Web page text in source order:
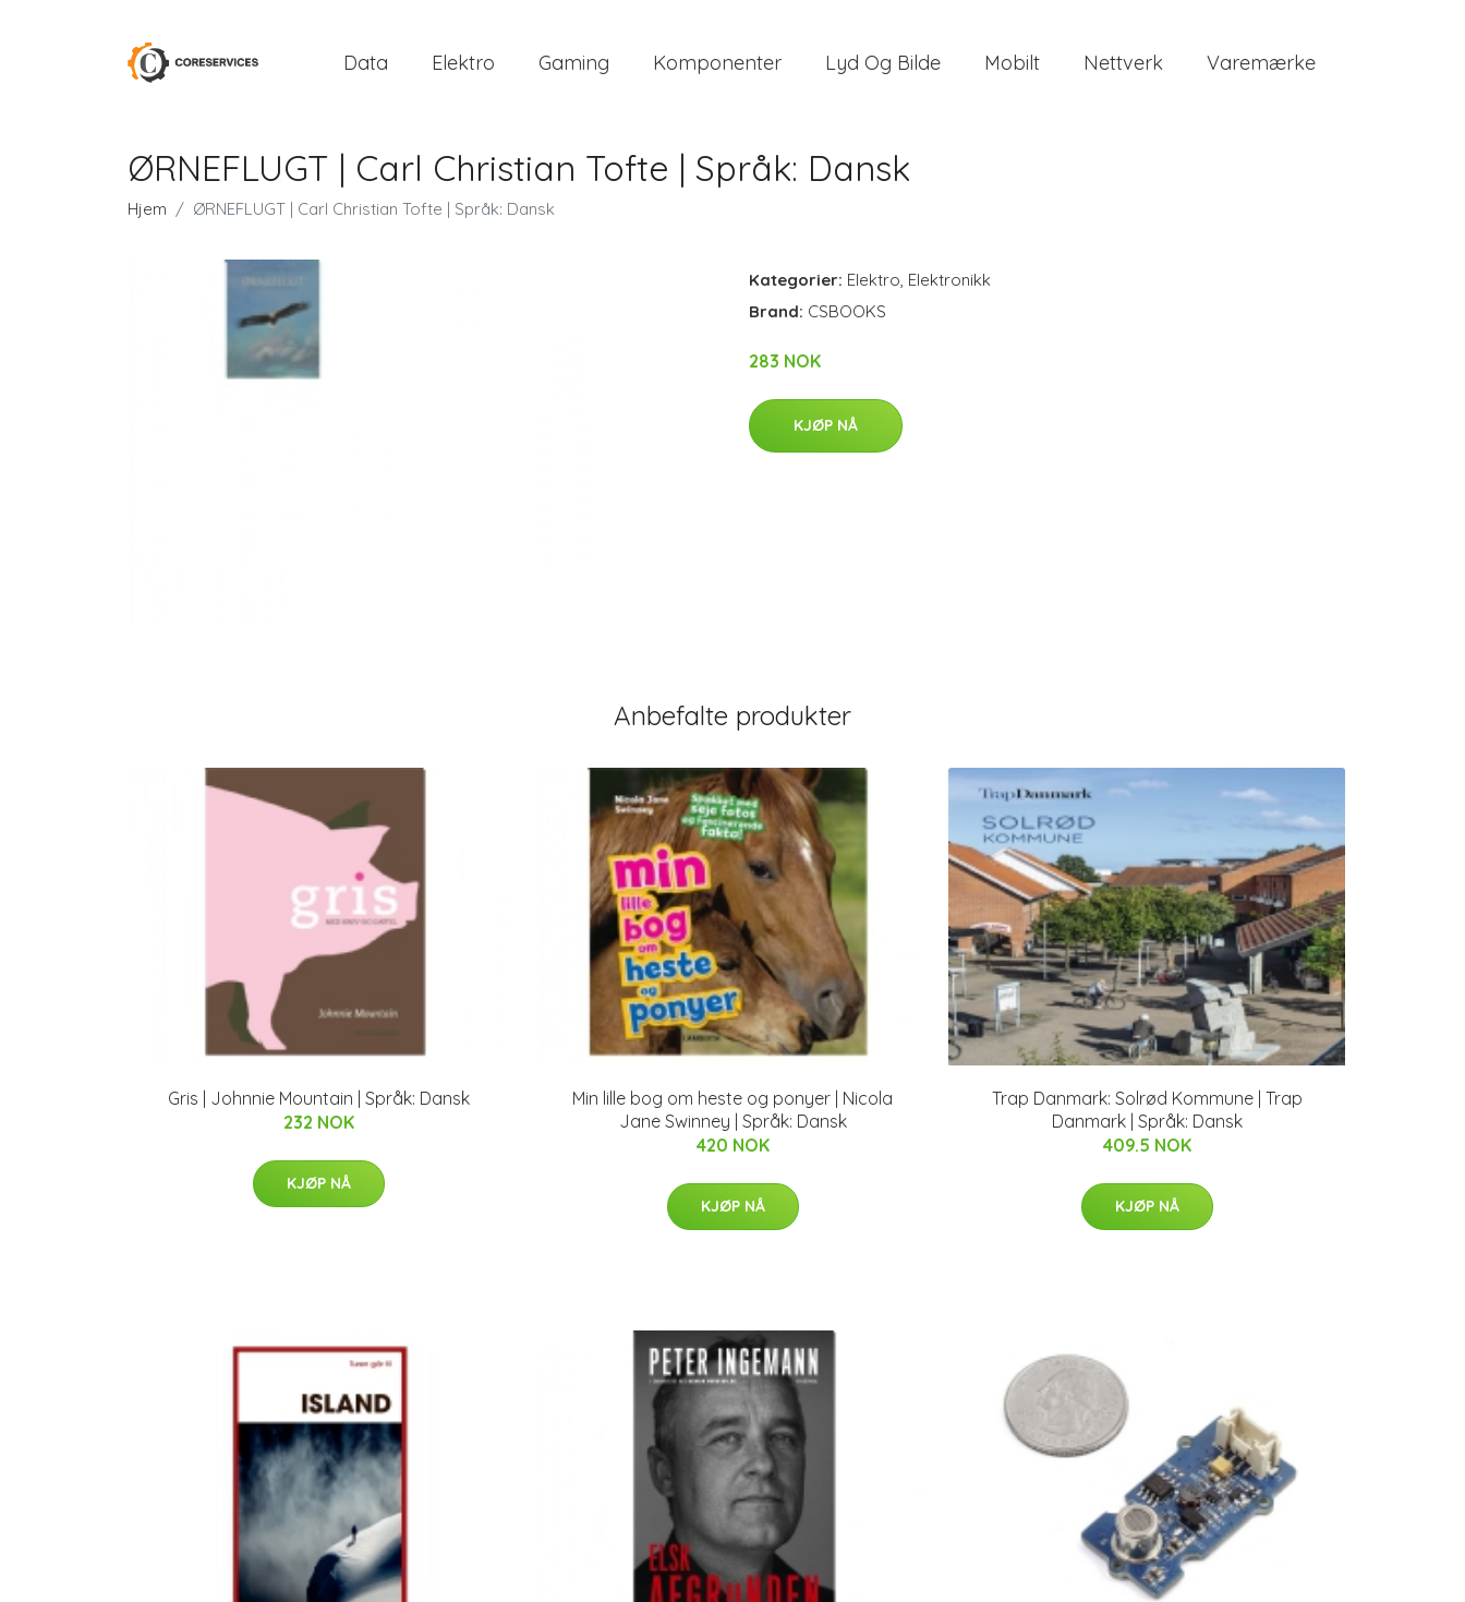
Data Elektro Gaming Komponenter Lyd Og Bilde Mobilt Nettverk Varemærke
ØRNEFLUGT | Carl Christian Tofte | Språk: Dansk
Hjem ØRNEFLUGT | Carl Christian Tofte | Språk: Dansk
Kategorier: Elektro, Elektronikk
Brand: CSBOOKS
283 NOK
KJØP NÅ
Anbefalte produkter
Gris | Johnnie Mountain | Språk: Dansk
232 NOK
KJØP NÅ
Min lille bog om heste og ponyer | Nicola
Jane Swinney | Språk: Dansk
420 NOK
KJØP NÅ
Trap Danmark: Solrød Kommune | Trap
Danmark | Språk: Dansk
409.5 NOK
KJØP NÅ